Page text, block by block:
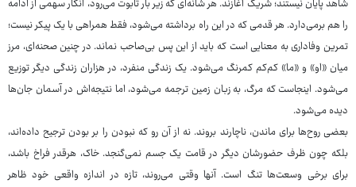
شاهد پایان نیستند؛ شریک آغازند. هر شانه‌ای که زیر بار تابوت می‌رود، انگار سهمی از ادامه
را هم برمی‌دارد. هر قدمی که در این راه برداشته می‌شود، فقط همراهی با یک پیکر نیست؛
تمرین وفاداری به معنایی است که باید از این پس بی‌صاحب نماند. در چنین صحنه‌ای، مرز
میان «او» و «ما» کم‌کم کمرنگ می‌شود. یک زندگی منفرد، در هزاران زندگی دیگر توزیع
می‌شود. اینجاست که مرگ، به زبان زمین ترجمه می‌شود، اما نتیجه‌اش در آسمان جان‌ها
دیده می‌شود.
بعضی روح‌ها برای ماندن، ناچارند بروند. نه از آن رو که نبودن را بر بودن ترجیح داده‌اند،
بلکه چون ظرف حضورشان دیگر در قامت یک جسم نمی‌گنجد. خاک، هرقدر فراخ باشد،
برای برخی وسعت‌ها تنگ است. آنها وقتی می‌روند، تازه در اندازه واقعی خود ظاهر